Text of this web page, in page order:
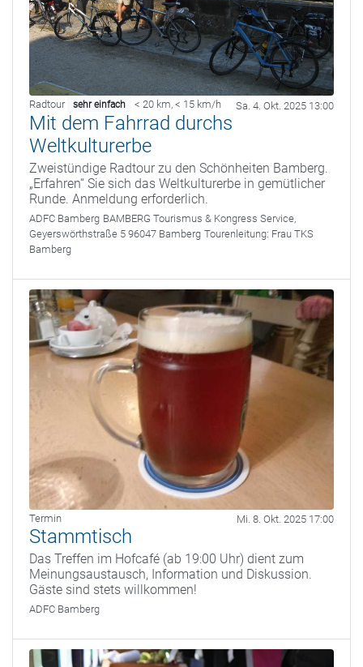
Radtour sehr einfach < 20 km, < 15 km/h Sa. 4. Okt. 2025 13:00
Mit dem Fahrrad durchs
Weltkulturerbe
Zweistündige Radtour zu den Schönheiten Bamberg.
„Erfahren“ Sie sich das Weltkulturerbe in gemütlicher
Runde. Anmeldung erforderlich.
ADFC Bamberg BAMBERG Tourismus & Kongress Service,
Geyerswörthstraße 5 96047 Bamberg Tourenleitung: Frau TKS
Bamberg
Termin Mi. 8. Okt. 2025 17:00
Stammtisch
Das Treffen im Hofcafé (ab 19:00 Uhr) dient zum
Meinungsaustausch, Information und Diskussion.
Gäste sind stets willkommen!
ADFC Bamberg